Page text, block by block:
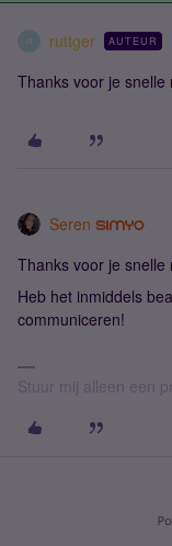
ruttger AUTEUR
Thanks voor je snelle
Seren
Thanks voor je snelle
Heb het inmiddels
communiceren!
Stuur mij alleen een